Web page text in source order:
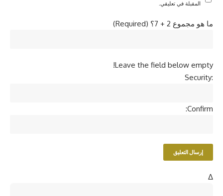
المقبلة في تعليقي.
ما هو مجموع 2 + 7؟ (Required)
Leave the field below empty!
Security:
Confirm:
Δ